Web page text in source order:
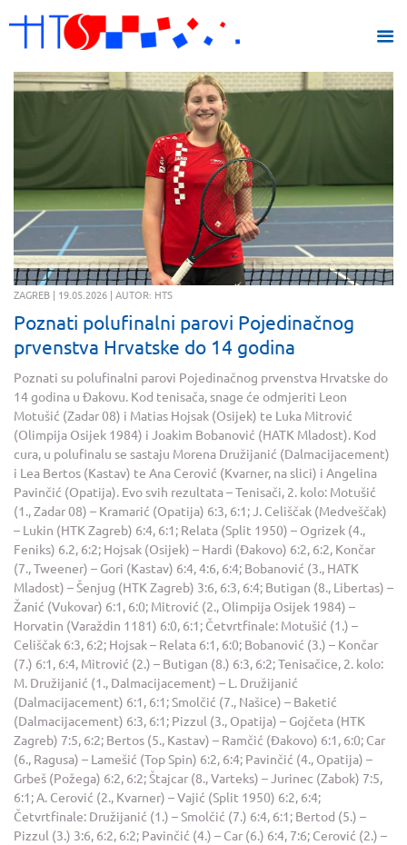
ZAGREB | 19.05.2026 | AUTOR: HTS
Poznati polufinalni parovi Pojedinačnog
prvenstva Hrvatske do 14 godina
Poznati su polufinalni parovi Pojedinačnog prvenstva Hrvatske do
14 godina u Đakovu. Kod tenisača, snage će odmjeriti Leon
Motušić (Zadar 08) i Matias Hojsak (Osijek) te Luka Mitrović
(Olimpija Osijek 1984) i Joakim Bobanović (HATK Mladost). Kod
cura, u polufinalu se sastaju Morena Družijanić (Dalmacijacement)
i Lea Bertos (Kastav) te Ana Cerović (Kvarner, na slici) i Angelina
Pavinčić (Opatija). Evo svih rezultata – Tenisači, 2. kolo: Motušić
(1., Zadar 08) – Kramarić (Opatija) 6:3, 6:1; J. Celiščak (Medveščak)
– Lukin (HTK Zagreb) 6:4, 6:1; Relata (Split 1950) – Ogrizek (4.,
Feniks) 6.2, 6:2; Hojsak (Osijek) – Hardi (Đakovo) 6:2, 6:2, Končar
(7., Tweener) – Gori (Kastav) 6:4, 4:6, 6:4; Bobanović (3., HATK
Mladost) – Šenjug (HTK Zagreb) 3:6, 6:3, 6:4; Butigan (8., Libertas) –
Žanić (Vukovar) 6:1, 6:0; Mitrović (2., Olimpija Osijek 1984) –
Horvatin (Varaždin 1181) 6:0, 6:1; Četvrtfinale: Motušić (1.) –
Celiščak 6:3, 6:2; Hojsak – Relata 6:1, 6:0; Bobanović (3.) – Končar
(7.) 6:1, 6:4, Mitrović (2.) – Butigan (8.) 6:3, 6:2; Tenisačice, 2. kolo:
M. Družijanić (1., Dalmacijacement) – L. Družijanić
(Dalmacijacement) 6:1, 6:1; Smolčić (7., Našice) – Baketić
(Dalmacijacement) 6:3, 6:1; Pizzul (3., Opatija) – Gojčeta (HTK
Zagreb) 7:5, 6:2; Bertos (5., Kastav) – Ramčić (Đakovo) 6:1, 6:0; Car
(6., Ragusa) – Lamešić (Top Spin) 6:2, 6:4; Pavinčić (4., Opatija) –
Grbeš (Požega) 6:2, 6:2; Štajcar (8., Varteks) – Jurinec (Zabok) 7:5,
6:1; A. Cerović (2., Kvarner) – Vajić (Split 1950) 6:2, 6:4;
Četvrtfinale: Družijanić (1.) – Smolčić (7.) 6:4, 6:1; Bertod (5.) –
Pizzul (3.) 3:6, 6:2, 6:2; Pavinčić (4.) – Car (6.) 6:4, 7:6; Cerović (2.) –